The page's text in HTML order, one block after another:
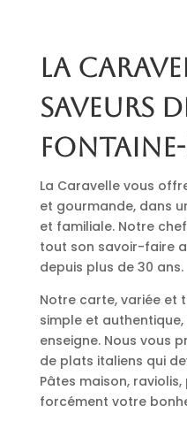
La
saveurs
Fontaine-
La Caravelle vous
et gourmande, dans
et familiale. Notre
tout son savoir-faire
depuis plus de 30 ans.
Notre carte, variée et
simple et
enseigne. Nous vous
de plats italiens qui
Pâtes maison,
forcément votre